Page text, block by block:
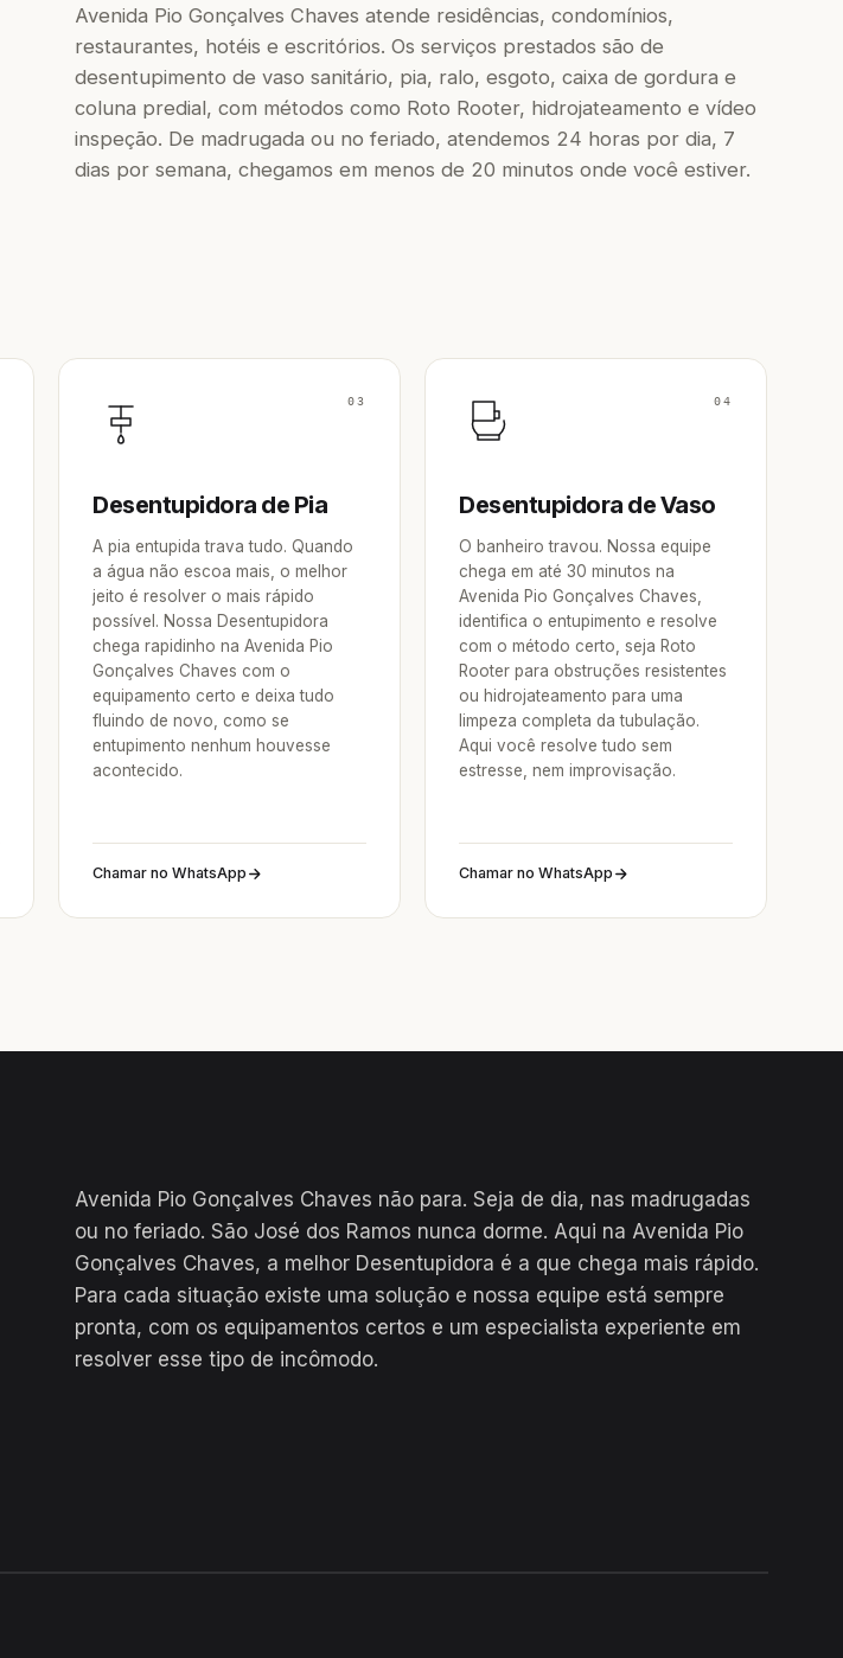
Avenida Pio Gonçalves Chaves atende residências, condomínios,
restaurantes, hotéis e escritórios. Os serviços prestados são de
desentupimento de vaso sanitário, pia, ralo, esgoto, caixa de gordura e
coluna predial, com métodos como Roto Rooter, hidrojateamento e vídeo
inspeção. De madrugada ou no feriado, atendemos 24 horas por dia, 7
dias por semana, chegamos em menos de 20 minutos onde você estiver.
03
Desentupidora de Pia
A pia entupida trava tudo. Quando
a água não escoa mais, o melhor
jeito é resolver o mais rápido
possível. Nossa Desentupidora
chega rapidinho na Avenida Pio
Gonçalves Chaves com o
equipamento certo e deixa tudo
fluindo de novo, como se
entupimento nenhum houvesse
acontecido.
Chamar no WhatsApp
04
Desentupidora de Vaso
O banheiro travou. Nossa equipe
chega em até 30 minutos na
Avenida Pio Gonçalves Chaves,
identifica o entupimento e resolve
com o método certo, seja Roto
Rooter para obstruções resistentes
ou hidrojateamento para uma
limpeza completa da tubulação.
Aqui você resolve tudo sem
estresse, nem improvisação.
Chamar no WhatsApp
Avenida Pio Gonçalves Chaves não para. Seja de dia, nas madrugadas
ou no feriado. São José dos Ramos nunca dorme. Aqui na Avenida Pio
Gonçalves Chaves, a melhor Desentupidora é a que chega mais rápido.
Para cada situação existe uma solução e nossa equipe está sempre
pronta, com os equipamentos certos e um especialista experiente em
resolver esse tipo de incômodo.